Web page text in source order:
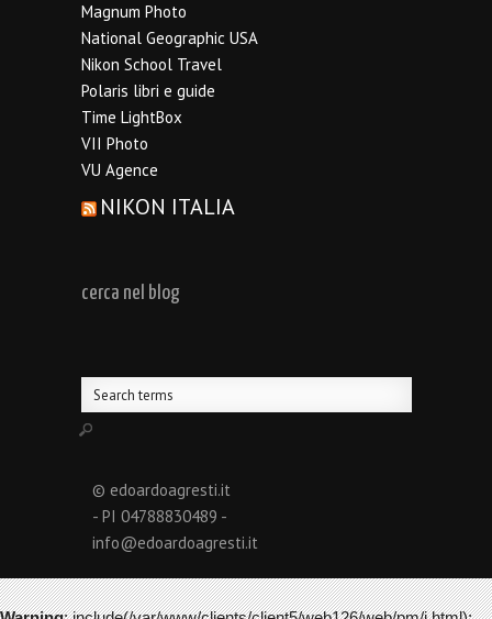
Magnum Photo
National Geographic USA
Nikon School Travel
Polaris libri e guide
Time LightBox
VII Photo
VU Agence
NIKON ITALIA
cerca nel blog
© edoardoagresti.it
- PI 04788830489 -
info@edoardoagresti.it